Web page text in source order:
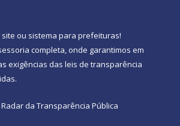
ou sistema para prefeituras!
completa, onde garantimos em
exigências das leis de transparência
Radar da Transparência Pública